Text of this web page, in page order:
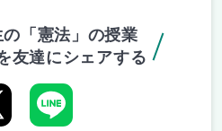
「憲法」の授業
友達にシェアする